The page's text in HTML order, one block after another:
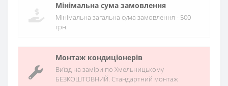
Мінімальна сума замовлення
Мінімальна загальна сума замовлення - 500
грн.
Монтаж кондиціонерів
Виїзд на заміри по Хмельницькому
БЕЗКОШТОВНИЙ. Стандартний монтаж